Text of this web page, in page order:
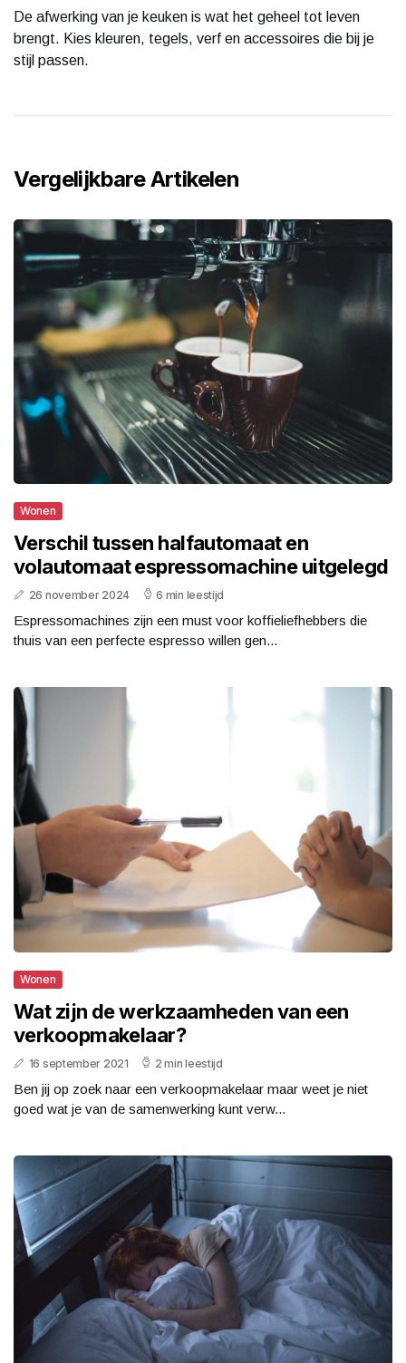
De afwerking van je keuken is wat het geheel tot leven
brengt. Kies kleuren, tegels, verf en accessoires die bij je
stijl passen.
Vergelijkbare Artikelen
Wonen
Verschil tussen halfautomaat en
volautomaat espressomachine uitgelegd
26 november 2024 6 min leestijd
Espressomachines zijn een must voor koffieliefhebbers die
thuis van een perfecte espresso willen gen...
Wonen
Wat zijn de werkzaamheden van een
verkoopmakelaar?
16 september 2021 2 min leestijd
Ben jij op zoek naar een verkoopmakelaar maar weet je niet
goed wat je van de samenwerking kunt verw...